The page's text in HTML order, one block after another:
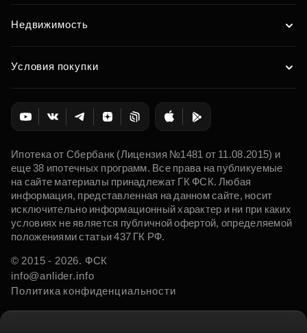
Недвижимость
Условия покупки
Ипотека от Сбербанк (Лицензия №1481 от 11.08.2015) и
еще 38 ипотечных программ. Все права на публикуемые
на сайте материалы принадлежат ГК ФСК. Любая
информация, представленная на данном сайте, носит
исключительно информационный характер и ни при каких
условиях не является публичной офертой, определяемой
положениями статьи 437 ГК РФ.
© 2015 - 2026. ФСК
info@anlider.info
Политика конфиденциальности